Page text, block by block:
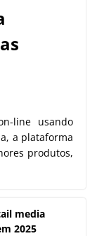
line usando
a plataforma
produtos,
media
2025